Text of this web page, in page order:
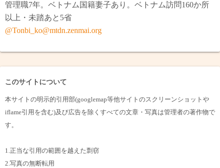
管理職7年。ベトナム国籍妻子あり。ベトナム訪問160か所
以上・未踏あと5省
@Tonbi_ko@mtdn.zenmai.org
このサイトについて
本サイトの明示的引用部(googlemap等他サイトのスクリーンショットや
iflame引用を含む)及び広告を除くすべての文章・写真は管理者の著作物で
す。
1.正当な引用の範囲を越えた剽窃
2.写真の無断転用